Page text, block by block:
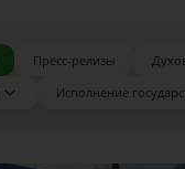
Пресс-релизы
Исполнение